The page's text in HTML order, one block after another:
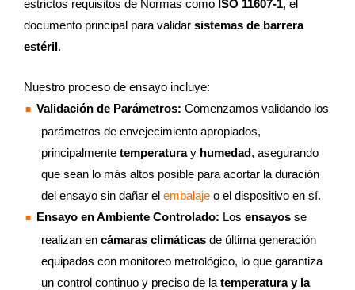
estrictos requisitos de Normas como ISO 11607-1, el
documento principal para validar sistemas de barrera
estéril.
Nuestro proceso de ensayo incluye:
Validación de Parámetros: Comenzamos validando los
parámetros de envejecimiento apropiados,
principalmente temperaturay humedad, asegurando
que sean lo más altos posible para acortar la duración
del ensayo sin dañar el embalaje o el dispositivo en sí.
Ensayo en Ambiente Controlado: Los ensayos se
realizan en cámaras climáticas de última generación
equipadas con monitoreo metrológico, lo que garantiza
un control continuo y preciso de la temperatura y la